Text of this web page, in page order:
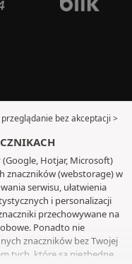
bez akceptacji >
(Google, Hotjar, Microsoft)
znaczników (webstorage) w
serwisu, ułatwienia
i personalizacji
przechowywane na
Ponadto nie
znaczników bez Twojej
tych, które są niezbędne